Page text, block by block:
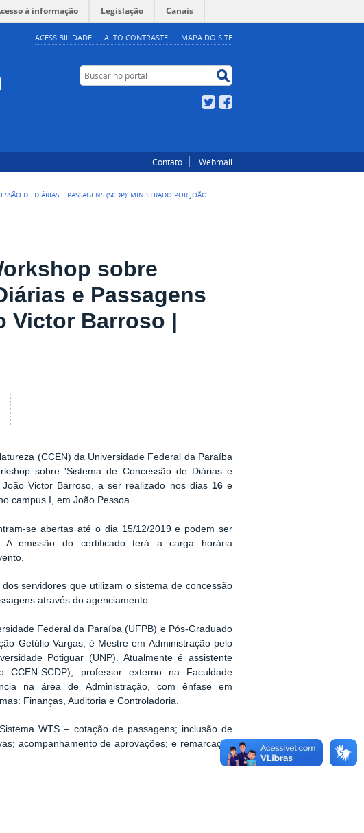
ACESSIBILIDADE ALTO CONTRASTE MAPA DO SITE
à informação Legislação Canais
Buscar no portal
Twitter
Contato Webmail
DE DIÁRIAS E PASSAGENS (SCDP)' MINISTRADO POR JOÃO
sobre
e Passagens
Victor Barroso |
(CCEN) da Universidade Federal da Paraíba
sobre 'Sistema de Concessão de Diárias e
Victor Barroso, a ser realizado nos dias 16e
campus I, em João Pessoa.
se abertas até o dia 15/12/2019 e podem ser
. A emissão do certificado terá a carga horária
servidores que utilizam o sistema de concessão
através do agenciamento.
Federal da Paraíba (UFPB) e Pós-Graduado
Getúlio Vargas, é Mestre em Administração pelo
Potiguar (UNP). Atualmente é assistente
SCDP), professor externo na Faculdade
na área de Administração, com ênfase em
Finanças, Auditoria e Controladoria.
WTS – cotação de passagens; inclusão de
acompanhamento de aprovações; e remarcação